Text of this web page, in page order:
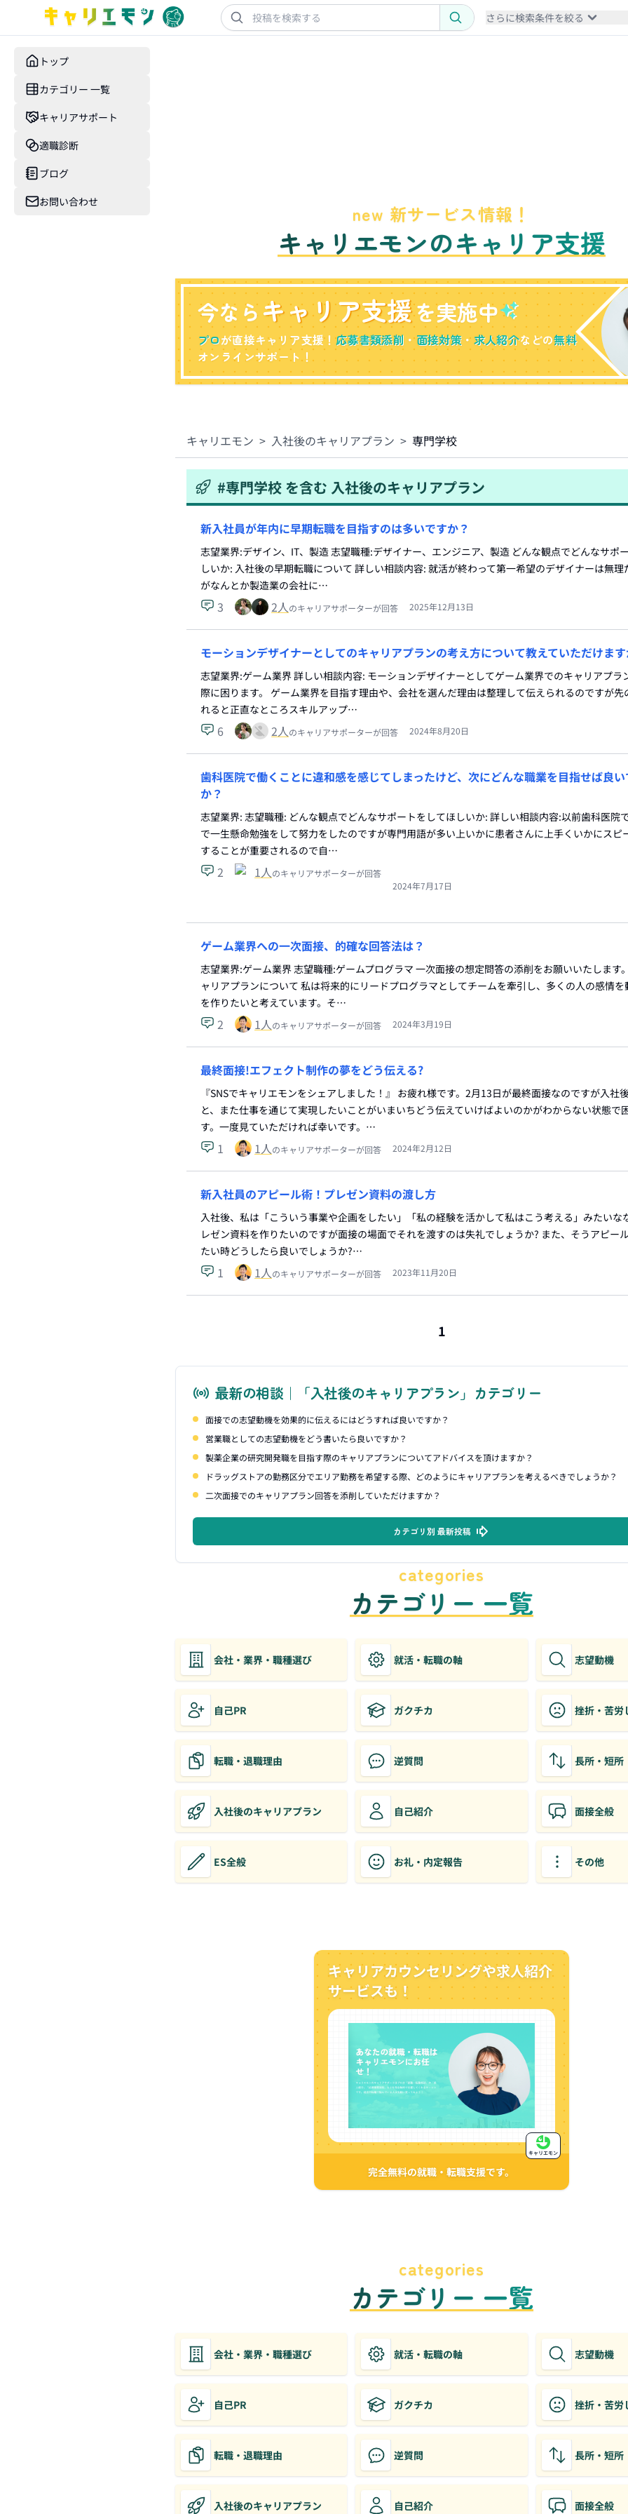
さらに検索条件を絞る
トップ
カテゴリー 一覧
キャリアサポート
適職診断
ブログ
お問い合わせ
new 新サービス情報！
キャリエモンのキャリア支援
今ならキャリア支援を実施中
プロが直接キャリア支援！応募書類添削 ・面接対策 ・求人紹介などの無料
オンラインサポート！
キャリエモン > 入社後のキャリアプラン > 専門学校
#専門学校 を含む 入社後のキャリアプラン
新入社員が年内に早期転職を目指すのは多いですか？
志望業界:デザイン、IT、製造 志望職種:デザイナー、エンジニア、製造 どんな観点でどんなサポ
しいか: 入社後の早期転職について 詳しい相談内容: 就活が終わって第一希望のデザイナーは無理
がなんとか製造業の会社に…
3 2人のキャリアサポーターが回答 2025年12月13日
モーションデザイナーとしてのキャリアプランの考え方について教えていただけま
志望業界:ゲーム業界 詳しい相談内容: モーションデザイナーとしてゲーム業界でのキャリアプラ
際に困ります。 ゲーム業界を目指す理由や、会社を選んだ理由は整理して伝えられるのですが先
れると正直なところスキルアップ…
6 2人のキャリアサポーターが回答 2024年8月20日
歯科医院で働くことに違和感を感じてしまったけど、次にどんな職業を目指せば良
か？
志望業界: 志望職種: どんな観点でどんなサポートをしてほしいか: 詳しい相談内容:以前歯科医院
で一生懸命勉強をして努力をしたのですが専門用語が多い上いかに患者さんに上手くいかにスピ
することが重要されるので自…
2 1人のキャリアサポーターが回答
2024年7月17日
ゲーム業界への一次面接、的確な回答法は？
志望業界:ゲーム業界 志望職種:ゲームプログラマ 一次面接の想定問答の添削をお願いいたします
ャリアプランについて 私は将来的にリードプログラマとしてチームを牽引し、多くの人の感情
を作りたいと考えています。そ…
2 1人のキャリアサポーターが回答 2024年3月19日
最終面接!エフェクト制作の夢をどう伝える?
『SNSでキャリエモンをシェアしました！』 お疲れ様です。2月13日が最終面接なのですが入社
と、また仕事を通じて実現したいことがいまいちどう伝えていけばよいのかがわからない状態で
す。一度見ていただければ幸いです。…
1 1人のキャリアサポーターが回答 2024年2月12日
新入社員のアピール術！プレゼン資料の渡し方
入社後、私は「こういう事業や企画をしたい」「私の経験を活かして私はこう考える」みたいな
レゼン資料を作りたいのですが面接の場面でそれを渡すのは失礼でしょうか? また、そうアピー
たい時どうしたら良いでしょうか?…
1 1人のキャリアサポーターが回答 2023年11月20日
1
最新の相談｜「入社後のキャリアプラン」カテゴリー
面接での志望動機を効果的に伝えるにはどうすれば良いですか？
営業職としての志望動機をどう書いたら良いですか？
製薬企業の研究開発職を目指す際のキャリアプランについてアドバイスを頂けますか？
ドラッグストアの勤務区分でエリア勤務を希望する際、どのようにキャリアプランを考えるべきでしょうか？
二次面接でのキャリアプラン回答を添削していただけますか？
カテゴリ別 最新投稿
categories
カテゴリー 一覧
会社・業界・職種選び 就活・転職の軸 志望動機
自己PR ガクチカ 挫折・苦労
転職・退職理由 逆質問 長所・短所
入社後のキャリアプラン 自己紹介 面接全般
ES全般 お礼・内定報告 その他
キャリアカウンセリングや求人紹介
サービスも！
完全無料の就職・転職支援です。
キャリエモン
categories
カテゴリー 一覧
会社・業界・職種選び 就活・転職の軸 志望動機
自己PR ガクチカ 挫折・苦労
転職・退職理由 逆質問 長所・短所
入社後のキャリアプラン 自己紹介 面接全般